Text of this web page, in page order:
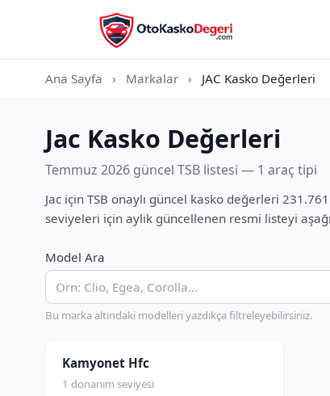
Ana Sayfa › Markalar › JAC Kasko Değerleri
Jac Kasko Değerleri
Temmuz 2026 güncel TSB listesi — 1 araç tipi
Jac için TSB onaylı güncel kasko değerleri
seviyeleri için aylık güncellenen resmi listeyi
Model Ara
Bu marka altındaki modelleri yazdıkça filtreleyebilirsiniz.
Kamyonet Hfc
1 donanım seviyesi